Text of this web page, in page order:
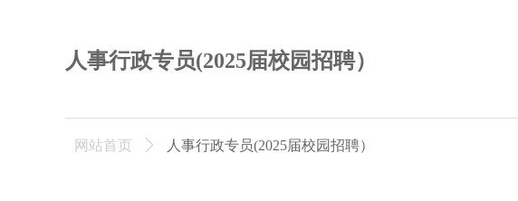
人事行政专员(2025届校园招聘）
网站首页 ꄲ 人事行政专员(2025届校园招聘）